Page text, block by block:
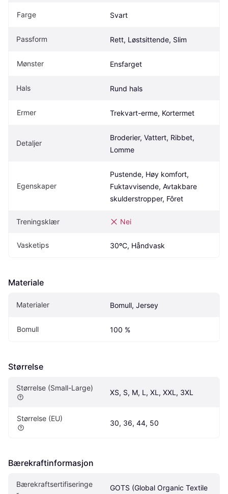
Farge Svart
Passform Rett, Løstsittende, Slim
Mønster Ensfarget
Hals Rund hals
Ermer Trekvart-erme, Kortermet
Detaljer
Broderier, Vattert, Ribbet,
Lomme
Egenskaper
Pustende, Høy komfort,
Fuktavvisende, Avtakbare
skulderstropper, Fôret
Treningsklær Nei
Vasketips 30ºC, Håndvask
Materiale
Materialer Bomull, Jersey
Bomull 100 %
Størrelse
Størrelse (Small-Large)
XS, S, M, L, XL, XXL, 3XL
Størrelse (EU)
30, 36, 44, 50
Bærekraftinformasjon
Bærekraftsertifiseringe
GOTS (Global Organic Textile